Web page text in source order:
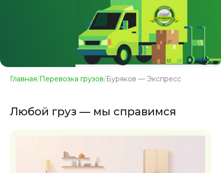
Главная/Перевозка грузов/Буряков — Экспресс
Любой груз — мы справимся